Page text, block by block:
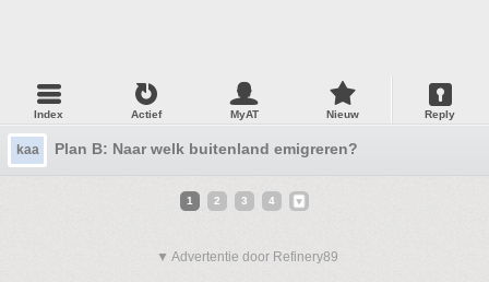
Index Actief MyAT Nieuw Reply
kaa Plan B: Naar welk buitenland emigreren?
1 2 3 4
▼ Advertentie door Refinery89